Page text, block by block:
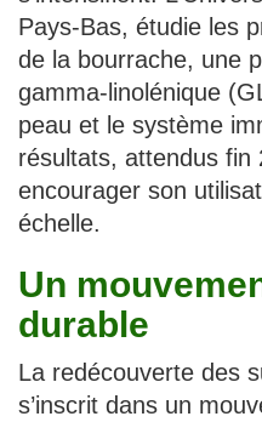
Pays-Bas, étudie les
de la bourrache, une
gamma-linolénique
peau et le système
résultats, attendus fin
encourager son
échelle.
Un
durable
La redécouverte des
s’inscrit dans un